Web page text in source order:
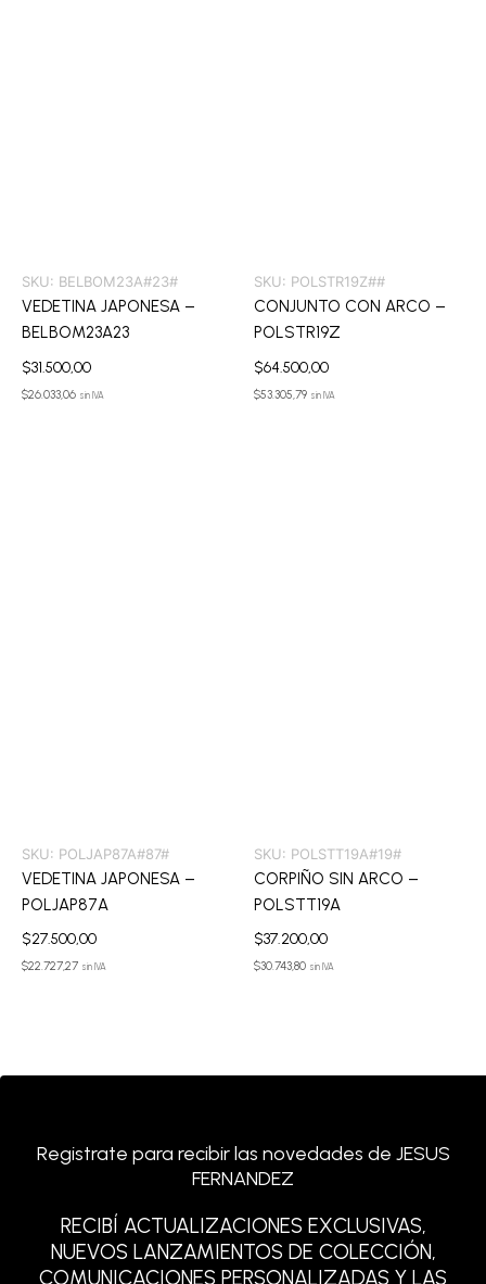
SKU: BELBOM23A#23#
VEDETINA JAPONESA –
BELBOM23A23
$31.500,00
$26.033,06 sin IVA
SKU: POLSTR19Z##
CONJUNTO CON ARCO –
POLSTR19Z
$64.500,00
$53.305,79 sin IVA
SKU: POLJAP87A#87#
VEDETINA JAPONESA –
POLJAP87A
$27.500,00
$22.727,27 sin IVA
SKU: POLSTT19A#19#
CORPIÑO SIN ARCO –
POLSTT19A
$37.200,00
$30.743,80 sin IVA
Registrate para recibir las novedades de JESUS
FERNANDEZ
RECIBÍ ACTUALIZACIONES EXCLUSIVAS,
NUEVOS LANZAMIENTOS DE COLECCIÓN,
COMUNICACIONES PERSONALIZADAS Y LAS